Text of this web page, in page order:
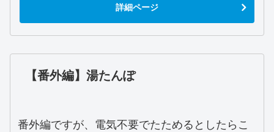
詳細ページ
【番外編】湯たんぽ
番外編ですが、電気不要でたためるとしたらこ